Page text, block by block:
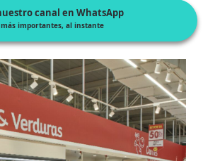
canal en WhatsApp
más importantes, al instante